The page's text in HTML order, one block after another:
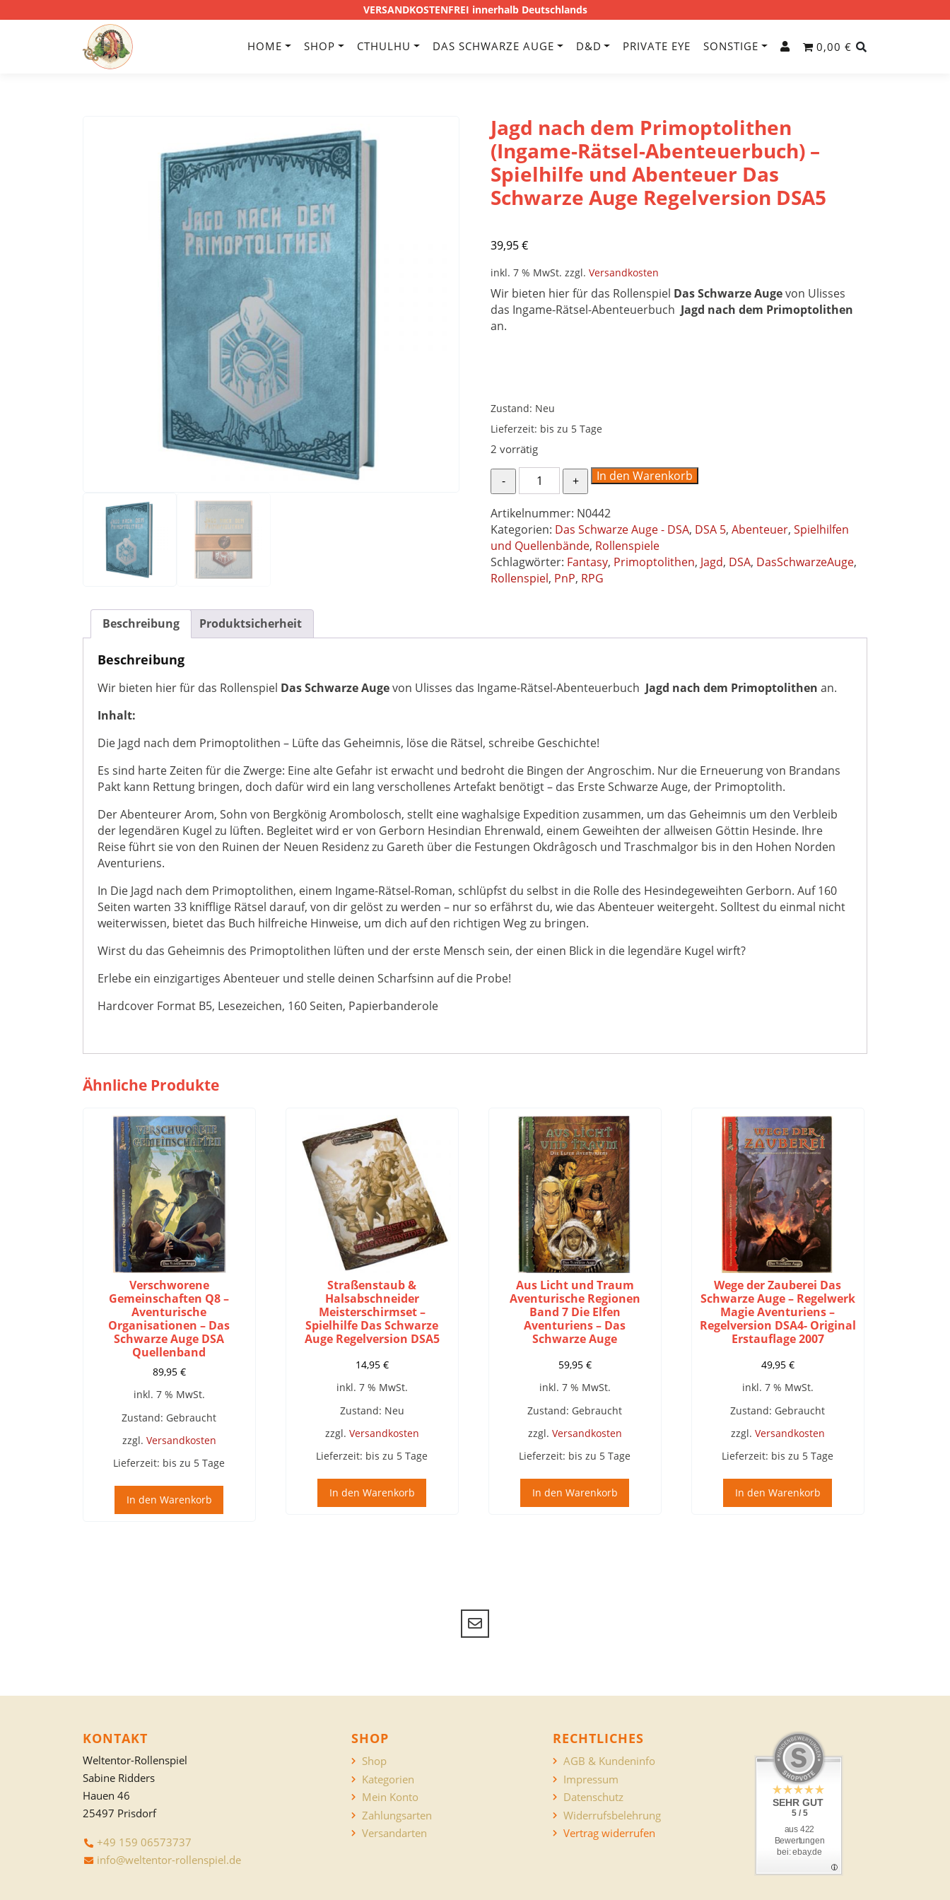
VERSANDKOSTENFREI innerhalb Deutschlands
HOME SHOP CTHULHU DAS SCHWARZE AUGE D&D PRIVATE EYE SONSTIGE 0,00 €
Jagd nach dem Primoptolithen
(Ingame-Rätsel-Abenteuerbuch) –
Spielhilfe und Abenteuer Das
Schwarze Auge Regelversion DSA5
39,95€
inkl. 7 % MwSt. zzgl.Versandkosten
Wir bieten hier für das Rollenspiel Das Schwarze Augevon Ulisses
das Ingame-Rätsel-AbenteuerbuchJagd nach dem Primoptolithen
an.
Zustand: Neu
Lieferzeit: bis zu 5 Tage
2 vorrätig
Jagd
nach
dem
Primoptolithen
(Ingame-
Rätsel-
Abenteuerbuch)
Abenteuer
Auge
Menge
In den Warenkorb
Artikelnummer: N0442
Kategorien: Das Schwarze Auge - DSA, DSA 5,Abenteuer,Spielhilfen
und Quellenbände, Rollenspiele
Schlagwörter: Fantasy, Primoptolithen, Jagd, DSA, DasSchwarzeAuge,
Rollenspiel, PnP, RPG
Beschreibung Produktsicherheit
Beschreibung
Wir bieten hier für das Rollenspiel Das Schwarze Augevon Ulisses das Ingame-Rätsel-Abenteuerbuch Jagd nach dem Primoptolithen an.
Inhalt:
Die Jagd nach dem Primoptolithen – Lüfte das Geheimnis, löse die Rätsel, schreibe Geschichte!
Es sind harte Zeiten für die Zwerge: Eine alte Gefahr ist erwacht und bedroht die Bingen der Angroschim. Nur die Erneuerung von Brandans
Pakt kann Rettung bringen, doch dafür wird ein lang verschollenes Artefakt benötigt – das Erste Schwarze Auge, der Primoptolith.
Der Abenteurer Arom, Sohn von Bergkönig Arombolosch, stellt eine waghalsige Expedition zusammen, um das Geheimnis um den Verbleib
der legendären Kugel zu lüften. Begleitet wird er von Gerborn Hesindian Ehrenwald, einem Geweihten der allweisen Göttin Hesinde. Ihre
Reise führt sie von den Ruinen der Neuen Residenz zu Gareth über die Festungen Okdrâgosch und Traschmalgor bis in den Hohen Norden
Aventuriens.
In Die Jagd nach dem Primoptolithen, einem Ingame-Rätsel-Roman, schlüpfst du selbst in die Rolle des Hesindegeweihten Gerborn. Auf 160
Seiten warten 33 knifflige Rätsel darauf, von dir gelöst zu werden – nur so erfährst du, wie das Abenteuer weitergeht. Solltest du einmal nicht
weiterwissen, bietet das Buch hilfreiche Hinweise, um dich auf den richtigen Weg zu bringen.
Wirst du das Geheimnis des Primoptolithen lüften und der erste Mensch sein, der einen Blick in die legendäre Kugel wirft?
Erlebe ein einzigartiges Abenteuer und stelle deinen Scharfsinn auf die Probe!
Hardcover Format B5, Lesezeichen, 160 Seiten, Papierbanderole
Ähnliche Produkte
Verschworene
Gemeinschaften Q8 –
Aventurische
Organisationen – Das
Schwarze Auge DSA
Quellenband
89,95 €
inkl. 7 % MwSt.
Zustand: Gebraucht
zzgl. Versandkosten
Lieferzeit: bis zu 5 Tage
In den Warenkorb
Straßenstaub &
Halsabschneider
Meisterschirmset –
Spielhilfe Das Schwarze
Auge Regelversion DSA5
14,95 €
inkl. 7 % MwSt.
Zustand: Neu
zzgl. Versandkosten
Lieferzeit: bis zu 5 Tage
In den Warenkorb
Aus Licht und Traum
Aventurische Regionen
Band 7 Die Elfen
Aventuriens – Das
Schwarze Auge
59,95 €
inkl. 7 % MwSt.
Zustand: Gebraucht
zzgl. Versandkosten
Lieferzeit: bis zu 5 Tage
In den Warenkorb
Wege der Zauberei Das
Schwarze Auge – Regelwerk
Magie Aventuriens –
Regelversion DSA4- Original
Erstauflage 2007
49,95 €
inkl. 7 % MwSt.
Zustand: Gebraucht
zzgl. Versandkosten
Lieferzeit: bis zu 5 Tage
In den Warenkorb
KONTAKT
Weltentor-Rollenspiel
Sabine Ridders
Hauen 46
25497 Prisdorf
+49 159 06573737
info@weltentor-rollenspiel.de
SHOP
Shop
Kategorien
Mein Konto
Zahlungsarten
Versandarten
RECHTLICHES
AGB & Kundeninfo
Impressum
Datenschutz
Widerrufsbelehrung
Vertrag widerrufen
SEHR GUT
5 / 5
aus 422
Bewertungen
bei: ebay.de